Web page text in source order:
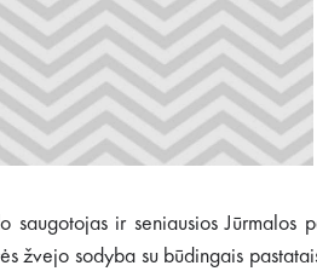
saugotojas ir seniausios
žvejo sodyba su būdingais